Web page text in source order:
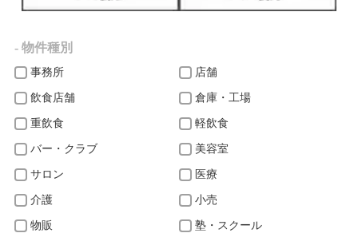
- 物件種別
事務所 店舗
飲食店舗 倉庫・工場
重飲食 軽飲食
バー・クラブ 美容室
サロン 医療
介護 小売
物販 塾・スクール